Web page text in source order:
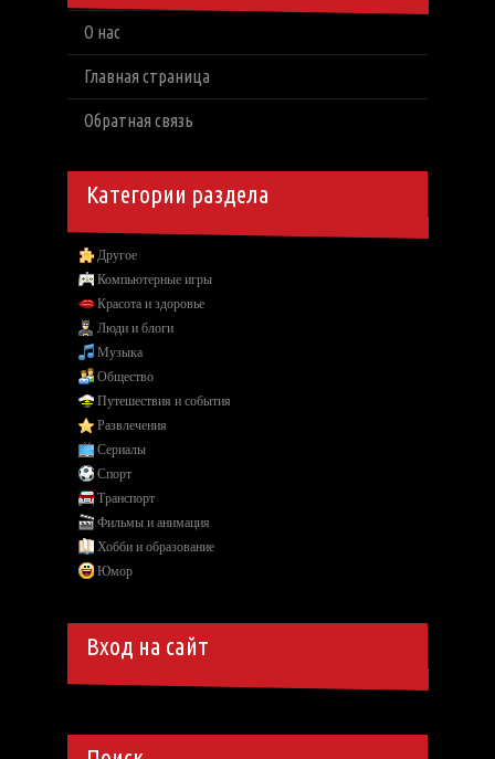
О нас
Главная страница
Обратная связь
Категории раздела
Другое
Компьютерные игры
Красота и здоровье
Люди и блоги
Музыка
Общество
Путешествия и события
Развлечения
Сериалы
Спорт
Транспорт
Фильмы и анимация
Хобби и образование
Юмор
Вход на сайт